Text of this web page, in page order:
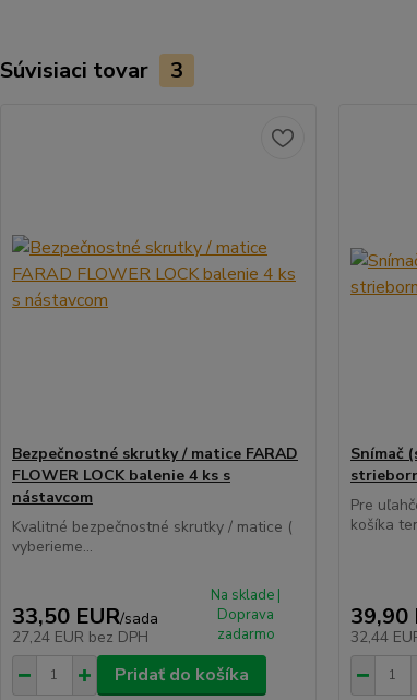
Súvisiaci tovar 3
Bezpečnostné skrutky / matice FARAD
FLOWER LOCK balenie 4 ks s
nástavcom
Kvalitné bezpečnostné skrutky / matice (
vyberieme...
33,50 EUR/sada
27,24 EUR bez DPH
Na sklade |
Doprava
zadarmo
Pridať do košíka
Snímač
Pre
košíka
39,90
32,44